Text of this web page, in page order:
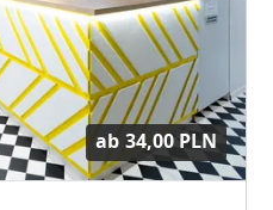
ab 34,00 PLN